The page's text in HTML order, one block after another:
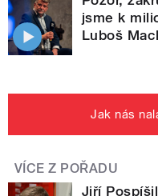
jsme k
Luboš
Jak nás
VÍCE Z POŘADU
Jiří